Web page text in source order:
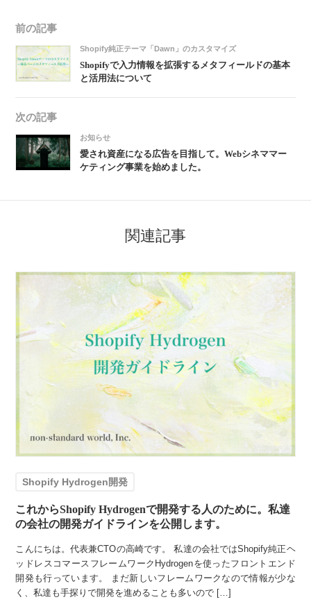
前の記事
Shopify純正テーマ「Dawn」のカスタマイズ
Shopifyで入力情報を拡張するメタフィールドの基本
と活用法について
次の記事
お知らせ
愛され資産になる広告を目指して。Webシネママー
ケティング事業を始めました。
関連記事
Shopify Hydrogen開発
これからShopify Hydrogenで開発する人のために。私達
の会社の開発ガイドラインを公開します。
こんにちは。代表兼CTOの高崎です。 私達の会社ではShopify純正ヘ
ッドレスコマースフレームワークHydrogenを使ったフロントエンド
開発も行っています。 まだ新しいフレームワークなので情報が少な
く、私達も手探りで開発を進めることも多いので […]